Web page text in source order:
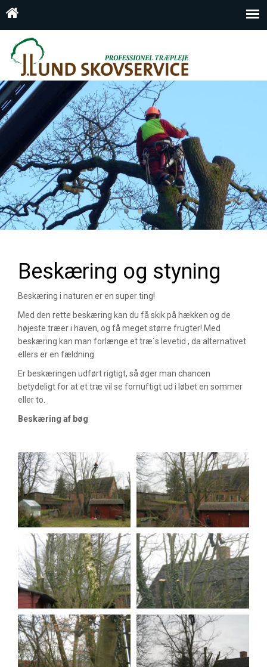
Beskæring og styning
Beskæring i naturen er en super ting!
Med den rette beskæring kan du få skik på hækken og de
højeste træer i haven, og få meget større frugter! Med
beskæring kan man forlænge et træ´s levetid , da alternativet
ellers er en fældning.
Er beskæringen udført rigtigt, så øger man chancen
betydeligt for at et træ vil se fornuftigt ud i løbet en sommer
eller to.
Beskæring af bøg